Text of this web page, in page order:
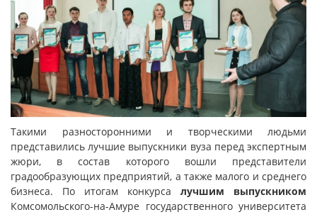
Такими разносторонними и творческими людьми
представились лучшие выпускники вуза перед экспертным
жюри, в состав которого вошли представители
градообразующих предприятий, а также малого и среднего
бизнеса. По итогам конкурса лучшим выпускником
Комсомольского-на-Амуре государственного университета